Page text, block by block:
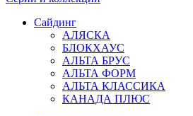
Сайдинг
АЛЯСКА
БЛОКХАУС
АЛЬТА БРУС
АЛЬТА ФОРМ
АЛЬТА КЛАССИКА
КАНАДА ПЛЮС